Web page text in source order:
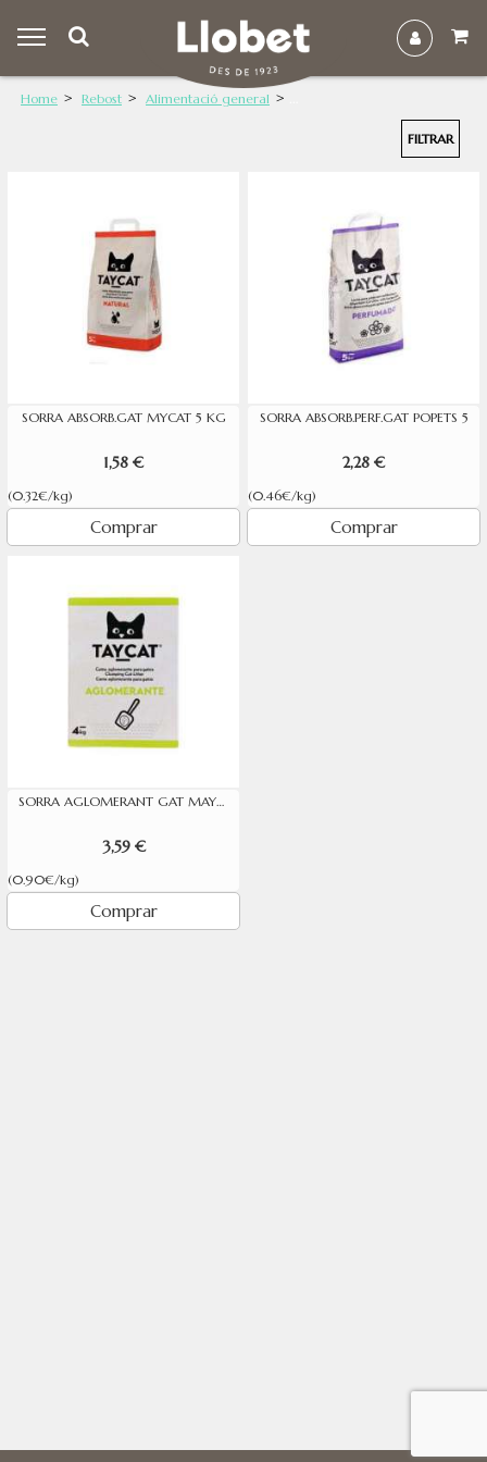
Home Rebost Alimentació general
FILTRAR
SORRA ABSORB.GAT MYCAT 5 KG
1,58 €
(0.32€/kg)
Comprar
SORRA ABSORB.PERF.GAT POPETS 5
2,28 €
(0.46€/kg)
Comprar
SORRA AGLOMERANT GAT MAYCAT 4 KG
3,59 €
(0.90€/kg)
Comprar